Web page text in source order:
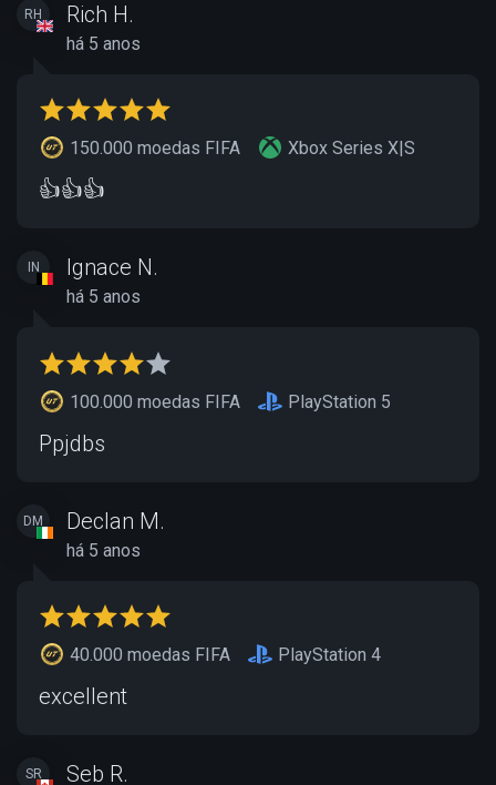
RH Rich H.
há 5 anos
150.000 moedas FIFA Xbox Series X|S
👍👍👍
IN Ignace N.
há 5 anos
100.000 moedas FIFA PlayStation 5
Ppjdbs
DM Declan M.
há 5 anos
40.000 moedas FIFA PlayStation 4
excellent
SR Seb R.